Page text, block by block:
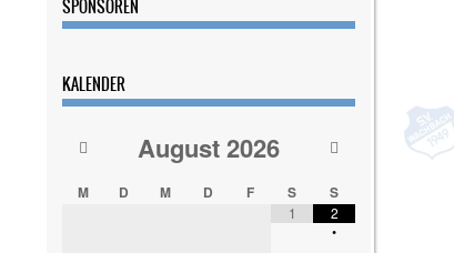
SPONSOREN
KALENDER
August2026
M D M D F S S
1 2
•